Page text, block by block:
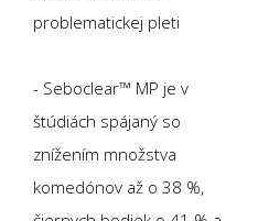
problematickej pleti
- Seboclear™ MP je v
štúdiách spájaný so
znížením množstva
komedónov až o 38 %,